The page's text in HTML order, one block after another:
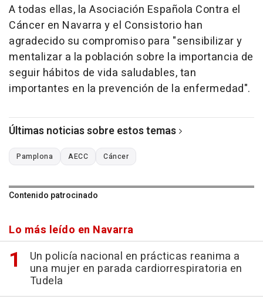
A todas ellas, la Asociación Española Contra el
Cáncer en Navarra y el Consistorio han
agradecido su compromiso para "sensibilizar y
mentalizar a la población sobre la importancia de
seguir hábitos de vida saludables, tan
importantes en la prevención de la enfermedad".
Últimas noticias sobre estos temas
Pamplona AECC Cáncer
Contenido patrocinado
Lo más leído en Navarra
Un policía nacional en prácticas reanima a
una mujer en parada cardiorrespiratoria en
Tudela